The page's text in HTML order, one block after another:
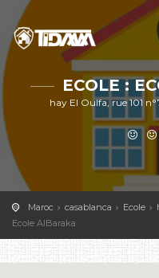
ECOLE :
hay El Oulfa, rue 101
Maroc casablanca Ecole
Ecole AlBaraka